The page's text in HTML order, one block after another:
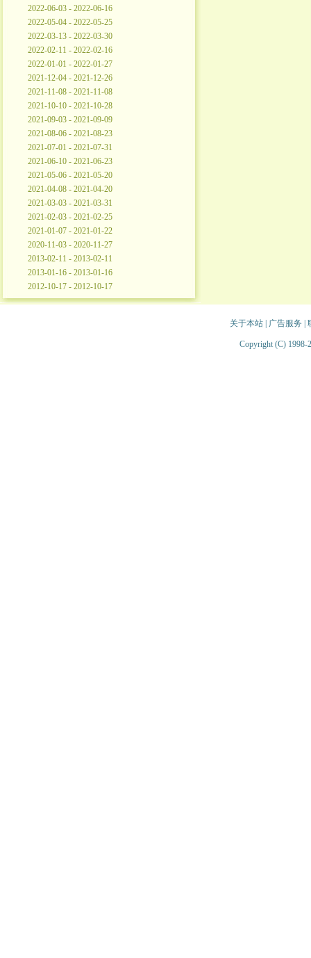
2022-06-03 - 2022-06-16
2022-05-04 - 2022-05-25
2022-03-13 - 2022-03-30
2022-02-11 - 2022-02-16
2022-01-01 - 2022-01-27
2021-12-04 - 2021-12-26
2021-11-08 - 2021-11-08
2021-10-10 - 2021-10-28
2021-09-03 - 2021-09-09
2021-08-06 - 2021-08-23
2021-07-01 - 2021-07-31
2021-06-10 - 2021-06-23
2021-05-06 - 2021-05-20
2021-04-08 - 2021-04-20
2021-03-03 - 2021-03-31
2021-02-03 - 2021-02-25
2021-01-07 - 2021-01-22
2020-11-03 - 2020-11-27
2013-02-11 - 2013-02-11
2013-01-16 - 2013-01-16
2012-10-17 - 2012-10-17
关于本站| 广告服务
Copyright (C) 1998-